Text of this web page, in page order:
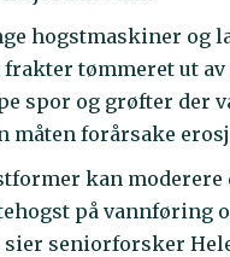
hogstmaskiner og
tømmeret ut av
spor og grøfter der
måten forårsake
kan moderere
på vannføring
seniorforsker